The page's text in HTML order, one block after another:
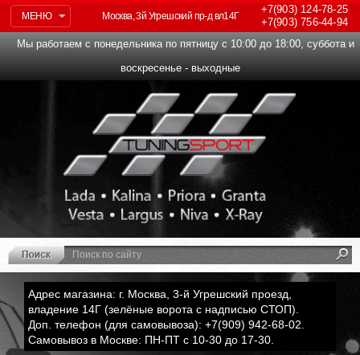
МЕНЮ
+7(903)124-78-25
+7(903)756-44-94
Москва, 3й Угрешский пр-д вл14Г
Мы работаем с понедельника по пятницу с 10:00 до 18:00, суббота и
воскресенье - выходные
Адрес магазина: г. Москва, 3-й Угрешский проезд,
владение 14Г (зелёные ворота с надписью СТОП).
Доп. телефон (для самовывоза): +7(909) 942-68-02.
Самовывоз в Москве: ПН-ПТ с 10-30 до 17-30.